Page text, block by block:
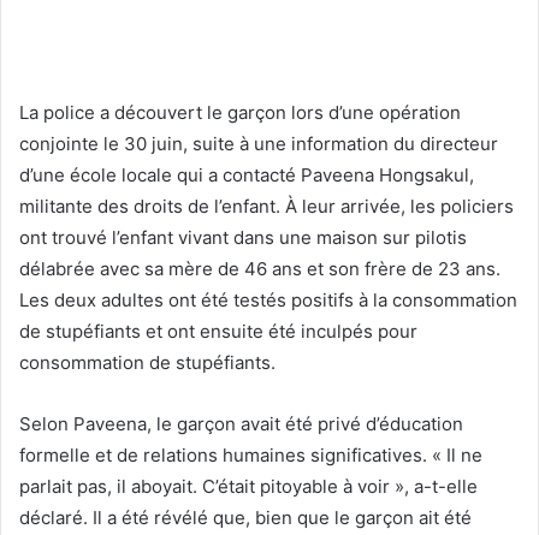
La police a découvert le garçon lors d’une opération
conjointe le 30 juin, suite à une information du directeur
d’une école locale qui a contacté Paveena Hongsakul,
militante des droits de l’enfant. À leur arrivée, les policiers
ont trouvé l’enfant vivant dans une maison sur pilotis
délabrée avec sa mère de 46 ans et son frère de 23 ans.
Les deux adultes ont été testés positifs à la consommation
de stupéfiants et ont ensuite été inculpés pour
consommation de stupéfiants.
Selon Paveena, le garçon avait été privé d’éducation
formelle et de relations humaines significatives. « Il ne
parlait pas, il aboyait. C’était pitoyable à voir », a-t-elle
déclaré. Il a été révélé que, bien que le garçon ait été